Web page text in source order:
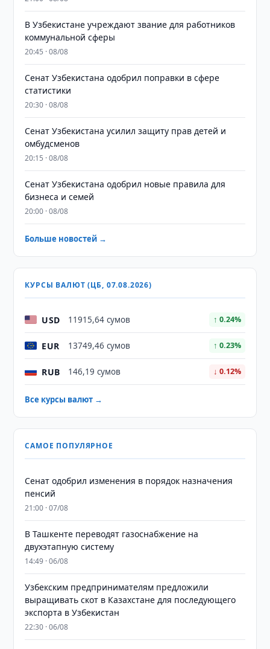
В Узбекистане учреждают звание для работников
коммунальной сферы
20:45 · 08/08
Сенат Узбекистана одобрил поправки в сфере
статистики
20:30 · 08/08
Сенат Узбекистана усилил защиту прав детей и
омбудсменов
20:15 · 08/08
Сенат Узбекистана одобрил новые правила для
бизнеса и семей
20:00 · 08/08
Больше новостей →
КУРСЫ ВАЛЮТ (ЦБ, 07.08.2026)
USD 11915,64 сумов ↑ 0.24%
EUR 13749,46 сумов ↑ 0.23%
RUB 146,19 сумов ↓ 0.12%
Все курсы валют →
САМОЕ ПОПУЛЯРНОЕ
Сенат одобрил изменения в порядок назначения
пенсий
21:00 · 07/08
В Ташкенте переводят газоснабжение на
двухэтапную систему
14:49 · 06/08
Узбекским предпринимателям предложили
выращивать скот в Казахстане для последующего
экспорта в Узбекистан
22:30 · 06/08